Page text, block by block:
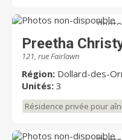
non-
Preetha
121, rue Fairlawn
Région: Dollard-des-
Unités: 3
Résidence privée pour